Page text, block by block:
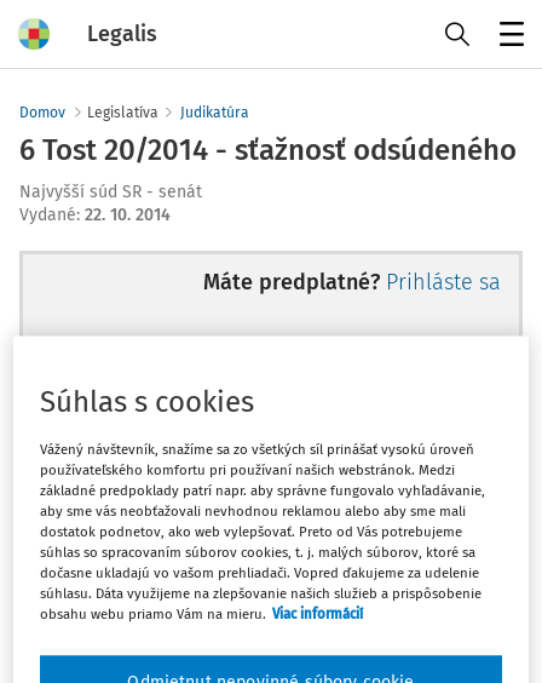
Legalis
Domov Legislatíva Judikatúra
6 Tost 20/2014 - sťažnosť odsúdeného
Najvyšší súd SR - senát
Vydané: 22. 10. 2014
Máte predplatné? Prihláste sa
Ups, zatiaľ ste si prečítali len
začiatok...
Celý odborný obsah z tejto oblasti je
dostupný predplatiteľom portálu.
obsahu a získajte prístup na 10 dní
Súhlas s cookies
Vážený návštevník, snažíme sa zo všetkých síl prinášať vysokú úroveň
používateľského komfortu pri používaní našich webstránok. Medzi
základné predpoklady patrí napr. aby správne fungovalo vyhľadávanie,
aby sme vás neobťažovali nevhodnou reklamou alebo aby sme mali
dostatok podnetov, ako web vylepšovať. Preto od Vás potrebujeme
súhlas so spracovaním súborov cookies, t. j. malých súborov, ktoré sa
dočasne ukladajú vo vašom prehliadači. Vopred ďakujeme za udelenie
súhlasu. Dáta využijeme na zlepšovanie našich služieb a prispôsobenie
obsahu webu priamo Vám na mieru. Viac informácií